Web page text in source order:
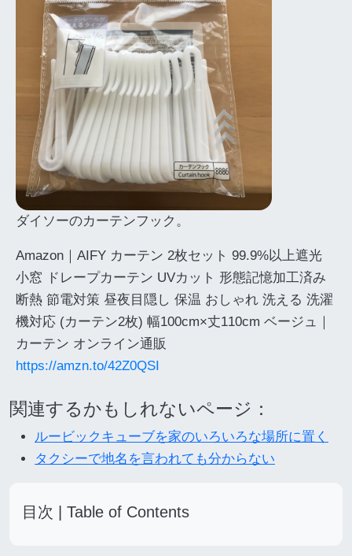
ダイソーのカーテンフック。
Amazon｜AIFY カーテン 2枚セット 99.9%以上遮光
小窓 ドレープカーテン UVカット 形態記憶加工済み
断熱 節電対策 昼夜目隠し 保温 おしゃれ 洗える 洗濯
機対応 (カーテン2枚) 幅100cm×丈110cm ベージュ｜
カーテン オンライン通販
https://amzn.to/42Z0QSI
関連するかもしれないページ：
ルービックキューブを家のいろいろな場所に置く
タクシーで地名を言われても分からない
目次 | Table of Contents